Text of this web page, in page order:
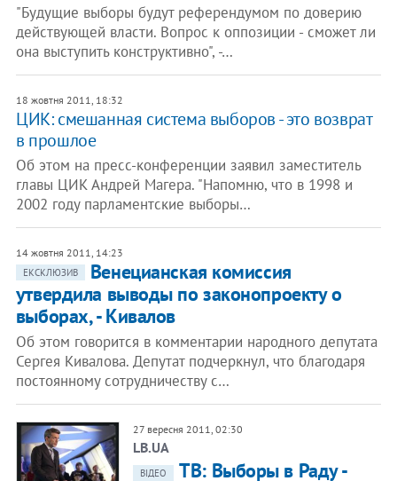
"Будущие выборы будут референдумом по доверию
действующей власти. Вопрос к оппозиции - сможет ли
она выступить конструктивно", -…
18 жовтня 2011, 18:32
ЦИК: смешанная система выборов - это возврат
в прошлое
Об этом на пресс-конференции заявил заместитель
главы ЦИК Андрей Магера. "Напомню, что в 1998 и
2002 году парламентские выборы…
14 жовтня 2011, 14:23
ЕКСКЛЮЗИВ
Венецианская комиссия
утвердила выводы по законопроекту о
выборах, - Кивалов
Об этом говорится в комментарии народного депутата
Сергея Кивалова. Депутат подчеркнул, что благодаря
постоянному сотрудничеству с…
27 вересня 2011, 02:30
LB.UA
ВІДЕО ТВ: Выборы в Раду -